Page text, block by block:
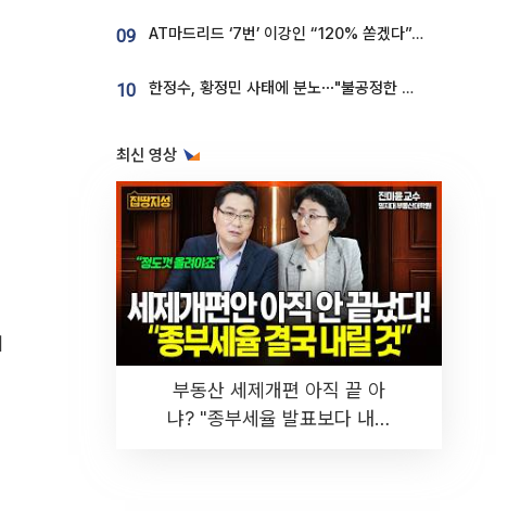
09 AT마드리드 ‘7번’ 이강인 “120% 쏟겠다”⋯시메오네 감독 “필요한 선수”
10 한정수, 황정민 사태에 분노⋯"불공정한 게임, 폭로자도 오픈 하라"
최신 영상
부동산 세제개편 아직 끝 아
냐? "종부세율 발표보다 내릴